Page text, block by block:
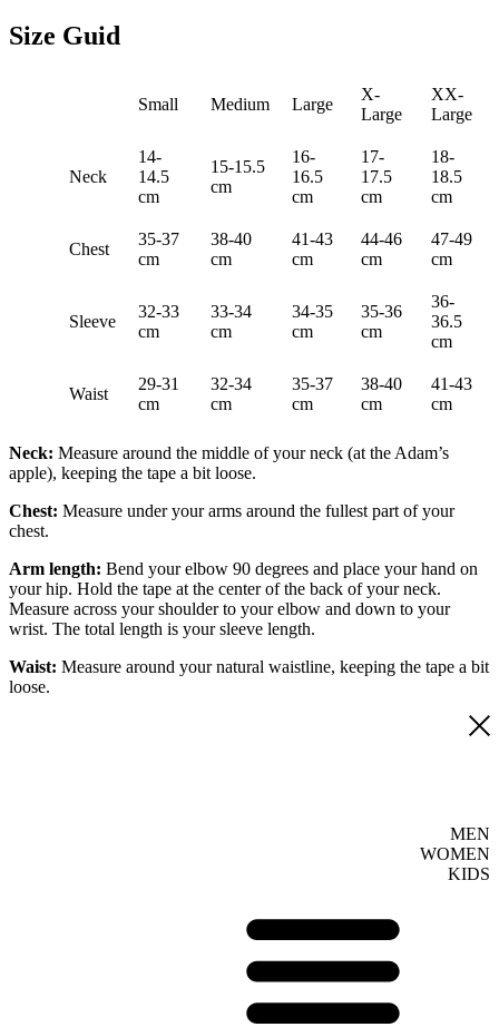
Size Guid
Small Medium Large
X-
Large
XX-
Large
Neck
14-
14.5
cm
15-15.5
cm
16-
16.5
cm
17-
17.5
cm
18-
18.5
cm
Chest
35-37
cm
38-40
cm
41-43
cm
44-46
cm
47-49
cm
Sleeve
32-33
cm
33-34
cm
34-35
cm
35-36
cm
36-
36.5
cm
Waist
29-31
cm
32-34
cm
35-37
cm
38-40
cm
41-43
cm
Neck: Measure around the middle of your neck (at the Adam’s
apple), keeping the tape a bit loose.
Chest: Measure under your arms around the fullest part of your
chest.
Arm length: Bend your elbow 90 degrees and place your hand on
your hip. Hold the tape at the center of the back of your neck.
Measure across your shoulder to your elbow and down to your
wrist. The total length is your sleeve length.
Waist: Measure around your natural waistline, keeping the tape a bit
loose.
MEN
WOMEN
KIDS